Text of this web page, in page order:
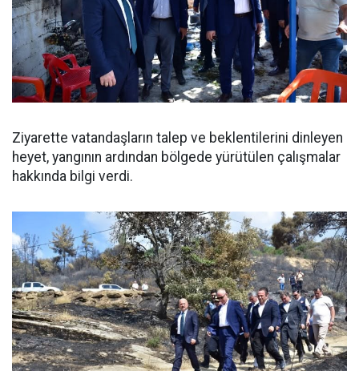
Ziyarette vatandaşların talep ve beklentilerini dinleyen
heyet, yangının ardından bölgede yürütülen çalışmalar
hakkında bilgi verdi.